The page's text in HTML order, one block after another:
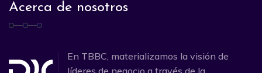
Acerca de nosotros
En TBBC, materializamos la visión de